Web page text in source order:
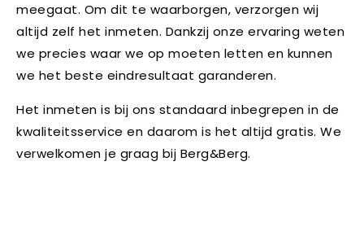
meegaat. Om dit te waarborgen, verzorgen wij
altijd zelf het inmeten. Dankzij onze ervaring weten
we precies waar we op moeten letten en kunnen
we het beste eindresultaat garanderen.
Het inmeten is bij ons standaard inbegrepen in de
kwaliteitsservice en daarom is het altijd gratis. We
verwelkomen je graag bij Berg&Berg.